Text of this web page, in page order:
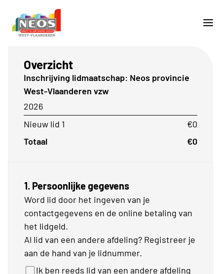
1. Persoonlijke gegevens
Word lid door het ingeven van je
contactgegevens en de online betaling van
het lidgeld.
Al lid van een andere afdeling? Registreer je
aan de hand van je lidnummer.
Ik ben reeds lid van een andere afdeling
Overzicht
Inschrijving lidmaatschap: Neos provincie
West-Vlaanderen vzw
2026
Nieuw lid 1
€0
Totaal
€0